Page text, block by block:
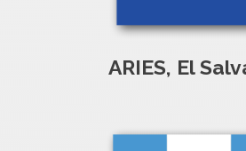
ARIES, El